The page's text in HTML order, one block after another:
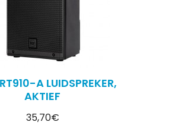
A LUIDSPREKER,
AKTIEF
35,70€